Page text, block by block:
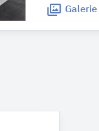
Galerie